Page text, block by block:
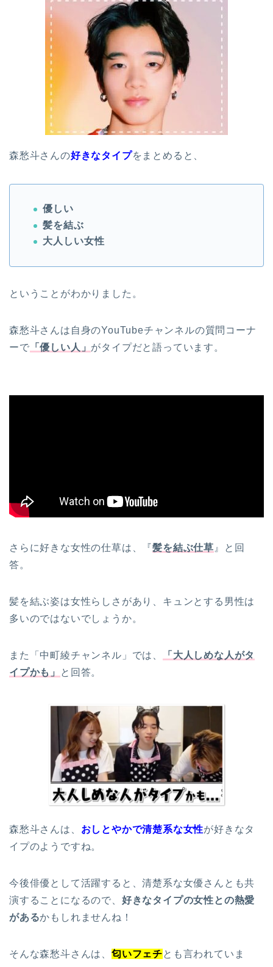
森愁斗さんの好きなタイプをまとめると、
優しい
髪を結ぶ
大人しい女性
ということがわかりました。
森愁斗さんは自身のYouTubeチャンネルの質問コーナ
ーで 「優しい人」 がタイプだと語っています。
さらに好きな女性の仕草は、『髪を結ぶ仕草 』と回
答。
髪を結ぶ姿は女性らしさがあり、キュンとする男性は
多いのではないでしょうか。
また「中町綾チャンネル」では、
「大人しめな人がタ
イプかも」
と回答。
森愁斗さんは、 おしとやかで清楚系な女性が好きなタ
イプのようですね。
今後俳優として活躍すると、清楚系な女優さんとも共
演することになるので、 好きなタイプの女性との熱愛
があるかもしれませんね！
そんな森愁斗さんは、 匂いフェチとも言われていま